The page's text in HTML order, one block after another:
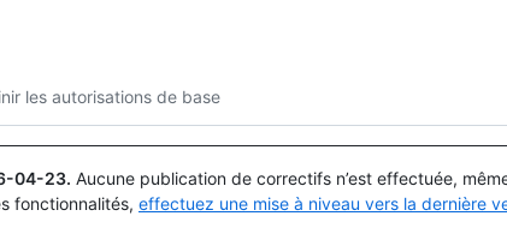
les autorisations de base
04-23. Aucune publication de correctifs n’est effectuée,
fonctionnalités, effectuez une mise à niveau vers la dernière